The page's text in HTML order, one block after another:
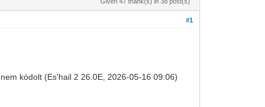
#1
kódolt (Es'hail 2 26.0E, 2026-05-16 09:06)